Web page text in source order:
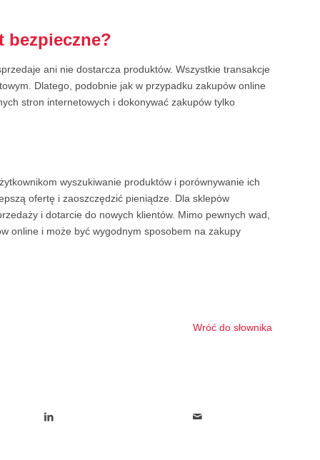
bezpieczne?
ani nie dostarcza produktów. Wszystkie transakcje
Dlatego, podobnie jak w przypadku zakupów online
stron internetowych i dokonywać zakupów tylko
wyszukiwanie produktów i porównywanie ich
ofertę i zaoszczędzić pieniądze. Dla sklepów
i dotarcie do nowych klientów. Mimo pewnych wad,
online i może być wygodnym sposobem na zakupy
Wróć do słownika